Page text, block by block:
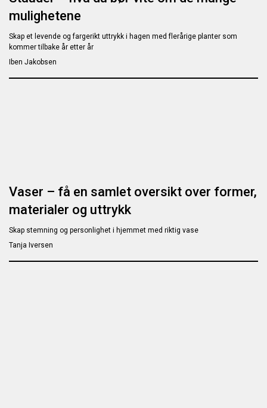
mulighetene
Skap et levende og fargerikt uttrykk i hagen med flerårige planter som
kommer tilbake år etter år
Iben Jakobsen
Vaser – få en samlet oversikt over former,
materialer og uttrykk
Skap stemning og personlighet i hjemmet med riktig vase
Tanja Iversen